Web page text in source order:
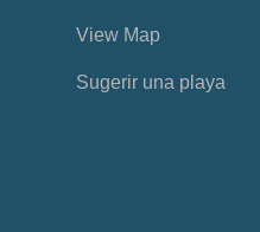
View Map
Sugerir una playa